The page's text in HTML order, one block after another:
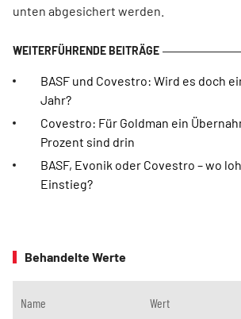
unten abgesichert werden.
BASF und Covestro: Wird es doch
Jahr?
Covestro: Für Goldman ein
Prozent sind drin
BASF, Evonik oder Covestro – wo
Einstieg?
Behandelte Werte
Name Wert